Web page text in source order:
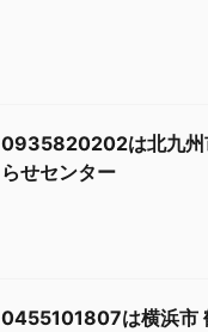
0935820202は北九州
らせセンター
0455101807は横浜市